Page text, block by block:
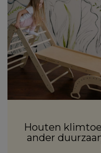
Houten
ander